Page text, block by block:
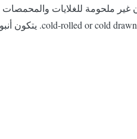
cold-rolled or cold drawn. يتكون أنبوب الصلب الكربوني غير الملحوم من سبيكة فولاذية أو أنبوب صلب فارغ ، مثقب في فرا...